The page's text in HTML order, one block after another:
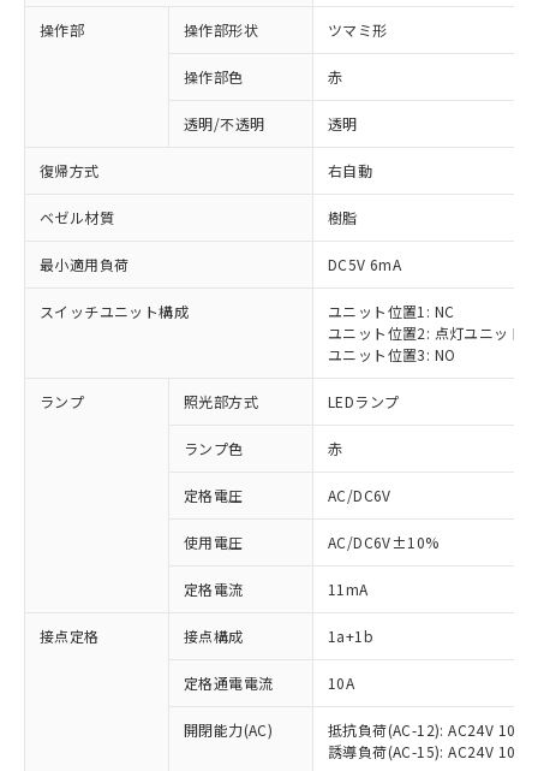
操作部 操作部形状 ツマミ形
操作部色 赤
透明/不透明 透明
復帰方式 右自動
ベゼル材質 樹脂
最小適用負荷 DC5V 6mA
スイッチユニット構成
ユニット位置1: NC
ユニット位置2: 点灯ユニット
ユニット位置3: NO
ランプ 照光部方式 LEDランプ
ランプ色 赤
定格電圧 AC/DC6V
使用電圧 AC/DC6V±10%
定格電流 11mA
接点定格 接点構成 1a+1b
定格通電電流 10A
開閉能力(AC)
抵抗負荷(AC-12): AC24V 10A/
誘導負荷(AC-15): AC24V
ご利用条件
ご利用ください。
非含有に対応した製品が提供可能な商品で
有に対応した製品に切り替える予定のある
対応予定なし：EU RoHS指令（10物質）の
非含有に非対応の商品で、対応品を出す予
定はありません。
調査・確認中：EU RoHS指令（10物質）の